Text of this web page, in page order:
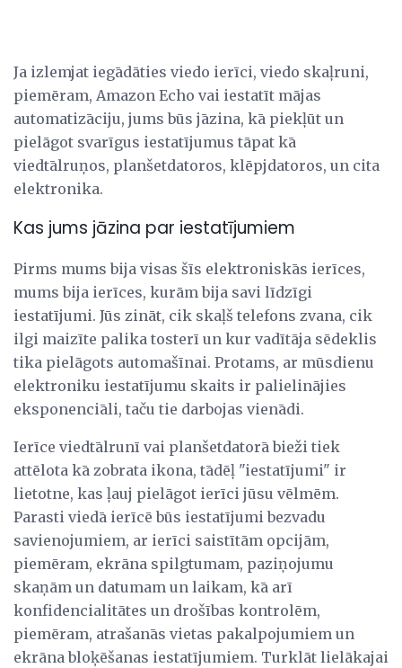
Ja izlemjat iegādāties viedo ierīci, viedo skaļruni,
piemēram, Amazon Echo vai iestatīt mājas
automatizāciju, jums būs jāzina, kā piekļūt un
pielāgot svarīgus iestatījumus tāpat kā
viedtālruņos, planšetdatoros, klēpjdatoros, un cita
elektronika.
Kas jums jāzina par iestatījumiem
Pirms mums bija visas šīs elektroniskās ierīces,
mums bija ierīces, kurām bija savi līdzīgi
iestatījumi. Jūs zināt, cik skaļš telefons zvana, cik
ilgi maizīte palika tosterī un kur vadītāja sēdeklis
tika pielāgots automašīnai. Protams, ar mūsdienu
elektroniku iestatījumu skaits ir palielinājies
eksponenciāli, taču tie darbojas vienādi.
Ierīce viedtālrunī vai planšetdatorā bieži tiek
attēlota kā zobrata ikona, tādēļ "iestatījumi" ir
lietotne, kas ļauj pielāgot ierīci jūsu vēlmēm.
Parasti viedā ierīcē būs iestatījumi bezvadu
savienojumiem, ar ierīci saistītām opcijām,
piemēram, ekrāna spilgtumam, paziņojumu
skaņām un datumam un laikam, kā arī
konfidencialitātes un drošības kontrolēm,
piemēram, atrašanās vietas pakalpojumiem un
ekrāna bloķēšanas iestatījumiem. Turklāt lielākajai